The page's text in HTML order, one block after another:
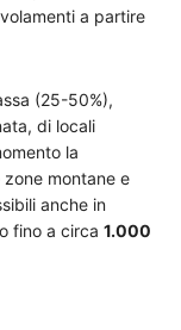
a partire
(25-50%),
di locali
la
montane e
anche in
fino a circa 1.000